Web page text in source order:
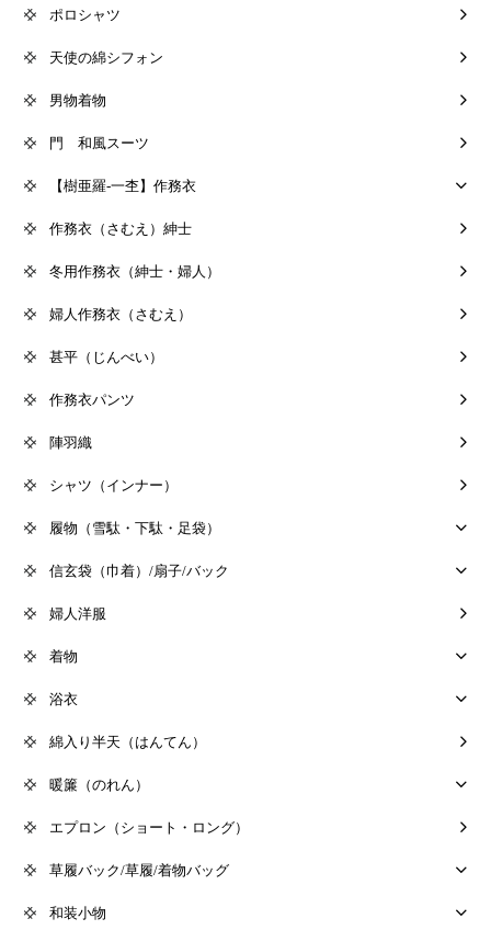
ポロシャツ
天使の綿シフォン
男物着物
門 和風スーツ
【樹亜羅-一杢】作務衣
作務衣（さむえ）紳士
冬用作務衣（紳士・婦人）
婦人作務衣（さむえ）
甚平（じんべい）
作務衣パンツ
陣羽織
シャツ（インナー）
履物（雪駄・下駄・足袋）
信玄袋（巾着）/扇子/バック
婦人洋服
着物
浴衣
綿入り半天（はんてん）
暖簾（のれん）
エプロン（ショート・ロング）
草履バック/草履/着物バッグ
和装小物